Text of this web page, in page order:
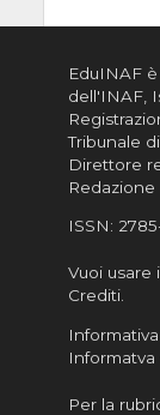
EduINAF
dell'INAF,
Tribunale
Direttore
Redazione
ISSN:
Vuoi usare
Crediti.
Informatva
Per la